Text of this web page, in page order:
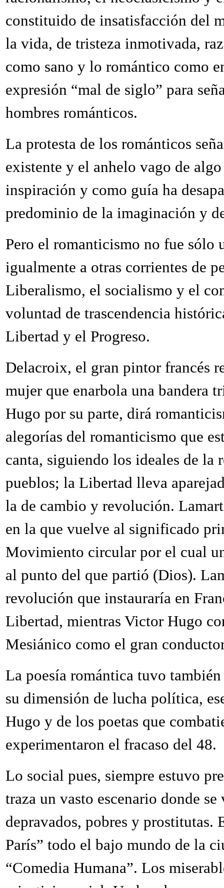
constituido de insatisfacción del
la vida, de tristeza inmotivada,
como sano y lo romántico como
expresión “mal de siglo” para
hombres románticos.
La protesta de los románticos
existente y el anhelo vago de
inspiración y como guía ha
predominio de la imaginación y
Pero el romanticismo no fue
igualmente a otras corrientes de
Liberalismo, el socialismo y el
voluntad de trascendencia
Libertad y el Progreso.
Delacroix, el gran pintor francés
mujer que enarbola una
Hugo por su parte, dirá
alegorías del romanticismo que
canta, siguiendo los ideales de la
pueblos; la Libertad lleva
la de cambio y revolución.
en la que vuelve al significado
Movimiento circular por el cual
al punto del que partió (Dios).
revolución que instauraría en
Libertad, mientras Victor Hugo
Mesiánico como el gran
La poesía romántica tuvo
su dimensión de lucha política,
Hugo y de los poetas que
experimentaron el fracaso del 48.
Lo social pues, siempre estuvo
traza un vasto escenario donde
depravados, pobres y prostitutas.
París” todo el bajo mundo de la
“Comedia Humana”. Los